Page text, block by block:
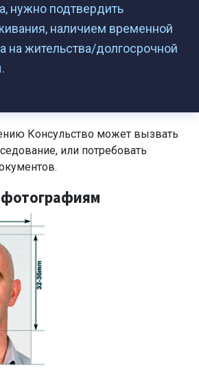
нужно подтвердить
наличием временной
на жительства/долгосрочной
Консульство может вызвать
или потребовать